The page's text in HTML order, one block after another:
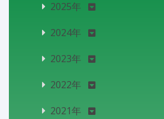
2025年
2024年
2023年
2022年
2021年